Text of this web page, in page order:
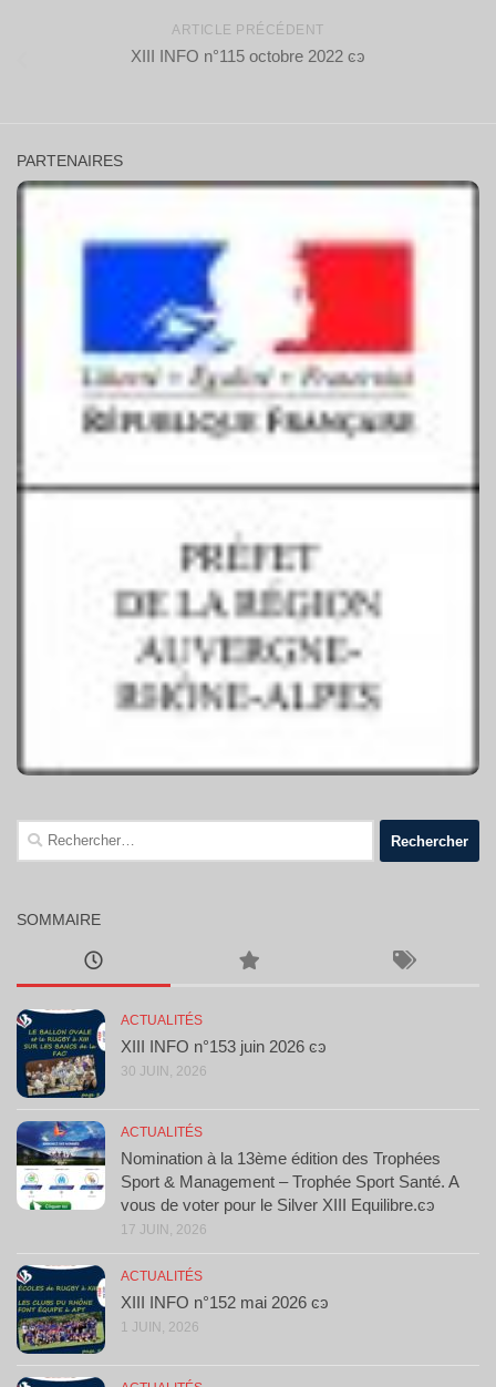
ARTICLE PRÉCÉDENT
XIII INFO n°115 octobre 2022 ͼͽ
PARTENAIRES
Rechercher :
SOMMAIRE
ACTUALITÉS
XIII INFO n°153 juin 2026 ͼͽ
30 JUIN, 2026
ACTUALITÉS
Nomination à la 13ème édition des Trophées
Sport & Management – Trophée Sport Santé. A
vous de voter pour le Silver XIII Equilibre.ͼͽ
17 JUIN, 2026
ACTUALITÉS
XIII INFO n°152 mai 2026 ͼͽ
1 JUIN, 2026